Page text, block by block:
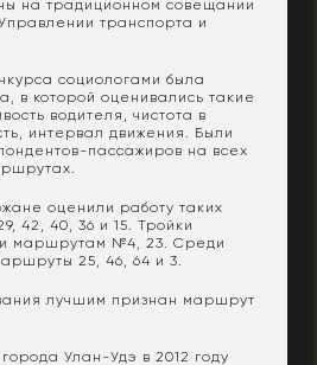
на традиционном совещании
транспорта и
социологами была
в которой оценивались такие
водителя, чистота в
интервал движения. Были
пассажиров на всех
оценили работу таких
42, 40, 36 и 15. Тройки
маршрутам №4, 23. Среди
25, 46, 64 и 3.
лучшим признан маршрут
Улан-Удэ в 2012 году